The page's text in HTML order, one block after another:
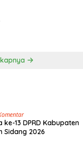
13 DPRD Kabupaten
Sidang 2026